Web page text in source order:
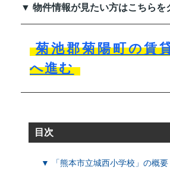
▼ 物件情報が見たい方はこちらを
菊池郡菊陽町の賃
へ進む
目次
▼ 「熊本市立城西小学校」の概要